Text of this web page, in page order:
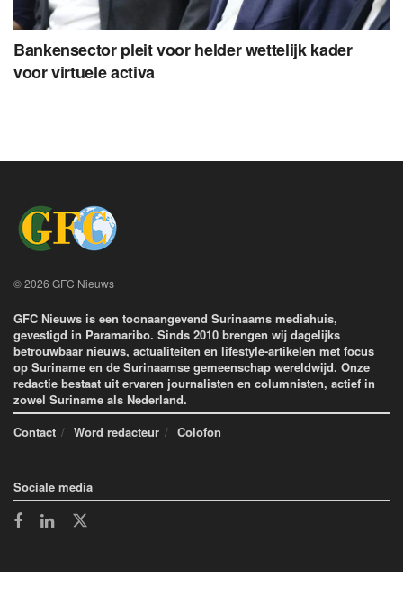
Bankensector pleit voor helder wettelijk kader
voor virtuele activa
© 2026 GFC Nieuws
GFC Nieuws is een toonaangevend Surinaams mediahuis,
gevestigd in Paramaribo. Sinds 2010 brengen wij dagelijks
betrouwbaar nieuws, actualiteiten en lifestyle-artikelen met focus
op Suriname en de Surinaamse gemeenschap wereldwijd. Onze
redactie bestaat uit ervaren journalisten en columnisten, actief in
zowel Suriname als Nederland.
Contact
Word redacteur Colofon
Sociale media